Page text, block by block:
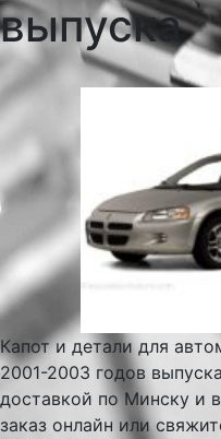
выпуска
Капот и детали для
2001-2003 годов
доставкой по Минску и
заказ онлайн или